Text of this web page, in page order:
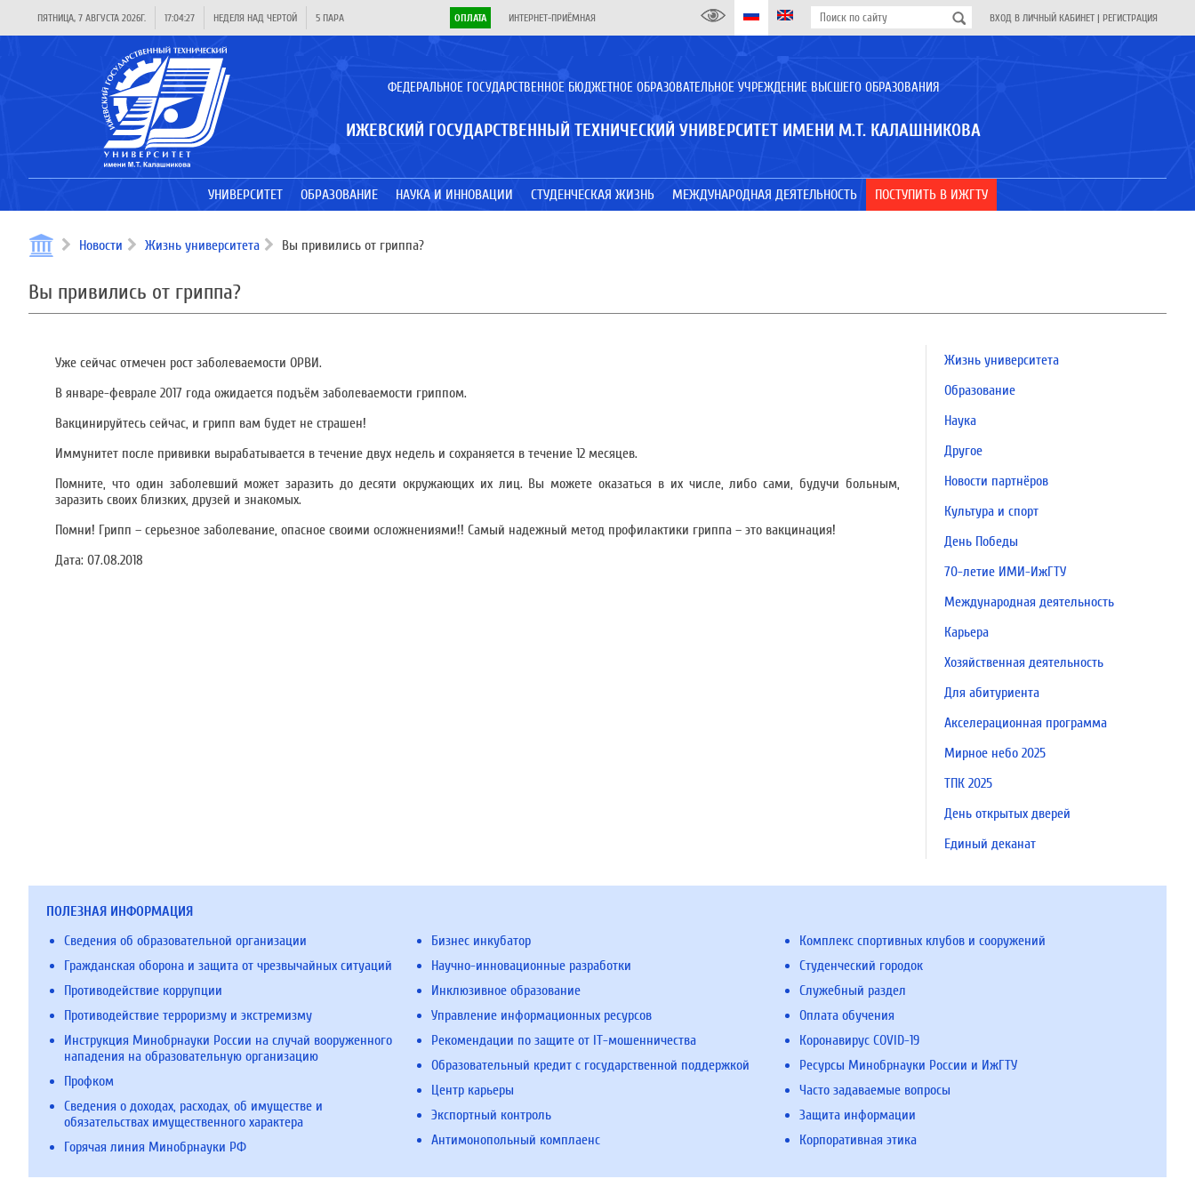
ПЯТНИЦА, 7 АВГУСТА 2026Г. 17:04:27 НЕДЕЛЯ НАД ЧЕРТОЙ 5 ПАРА ОПЛАТА ИНТЕРНЕТ-ПРИЁМНАЯ ВХОД В ЛИЧНЫЙ КАБИНЕТ | РЕГИСТРАЦИЯ
ФЕДЕРАЛЬНОЕ ГОСУДАРСТВЕННОЕ БЮДЖЕТНОЕ ОБРАЗОВАТЕЛЬНОЕ УЧРЕЖДЕНИЕ ВЫСШЕГО ОБРАЗОВАНИЯ
ИЖЕВСКИЙ ГОСУДАРСТВЕННЫЙ ТЕХНИЧЕСКИЙ УНИВЕРСИТЕТ ИМЕНИ М.Т. КАЛАШНИКОВА
УНИВЕРСИТЕТ ОБРАЗОВАНИЕ НАУКА И ИННОВАЦИИ СТУДЕНЧЕСКАЯ ЖИЗНЬ МЕЖДУНАРОДНАЯ ДЕЯТЕЛЬНОСТЬ ПОСТУПИТЬ В ИЖГТУ
Новости Жизнь университета Вы привились от гриппа?
Вы привились от гриппа?
Уже сейчас отмечен рост заболеваемости ОРВИ.
В январе-феврале 2017 года ожидается подъём заболеваемости гриппом.
Вакцинируйтесь сейчас, и грипп вам будет не страшен!
Иммунитет после прививки вырабатывается в течение двух недель и сохраняется в течение 12 месяцев.
Помните, что один заболевший может заразить до десяти окружающих их лиц. Вы можете оказаться в их числе, либо сами, будучи больным,
заразить своих близких, друзей и знакомых.
Помни! Грипп – серьезное заболевание, опасное своими осложнениями!! Самый надежный метод профилактики гриппа – это вакцинация!
Дата: 07.08.2018
Жизнь университета
Образование
Наука
Другое
Новости партнёров
Культура и спорт
День Победы
70-летие ИМИ-ИжГТУ
Международная деятельность
Карьера
Хозяйственная деятельность
Для абитуриента
Акселерационная программа
Мирное небо 2025
ТПК 2025
День открытых дверей
Единый деканат
ПОЛЕЗНАЯ ИНФОРМАЦИЯ
Сведения об образовательной организации
Гражданская оборона и защита от чрезвычайных ситуаций
Противодействие коррупции
Противодействие терроризму и экстремизму
Инструкция Минобрнауки России на случай вооруженного
нападения на образовательную организацию
Профком
Сведения о доходах, расходах, об имуществе и
обязательствах имущественного характера
Горячая линия Минобрнауки РФ
Бизнес инкубатор
Научно-инновационные разработки
Инклюзивное образование
Управление информационных ресурсов
Рекомендации по защите от IT-мошенничества
Образовательный кредит с государственной поддержкой
Центр карьеры
Экспортный контроль
Антимонопольный комплаенс
Комплекс спортивных клубов и сооружений
Студенческий городок
Служебный раздел
Оплата обучения
Коронавирус COVID-19
Ресурсы Минобрнауки России и ИжГТУ
Часто задаваемые вопросы
Защита информации
Корпоративная этика